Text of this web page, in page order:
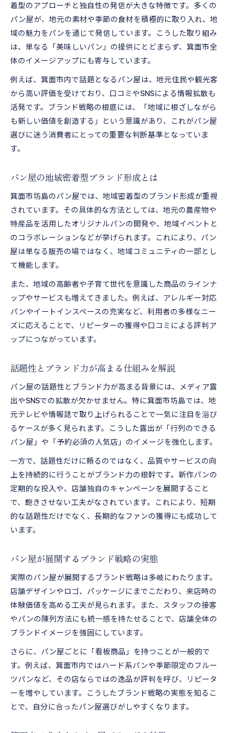
着型のアプローチと独自性の発信が大きな特徴です。多くの
パン屋が、地元の素材や季節の食材を積極的に取り入れ、地
域の魅力をパンを通じて発信しています。こうした取り組み
は、単なる「美味しいパン」の提供にとどまらず、箕面市全
体のイメージアップにも寄与しています。
例えば、箕面市内で話題となるパン屋は、地元住民や観光客
から高い評価を受けており、口コミやSNSによる情報拡散も
活発です。ブランド戦略の根底には、「地域に根ざしながら
も新しい価値を創造する」という意識があり、これがパン屋
選びに迷う消費者にとっての重要な判断基準となっていま
す。
パン屋の地域密着型ブランド形成とは
箕面市坊島のパン屋では、地域密着型のブランド形成が重視
されています。その具体的な方法としては、地元の農産物や
特産品を活用したオリジナルパンの開発や、地域イベントと
のコラボレーションなどが挙げられます。これにより、パン
屋は単なる販売の場ではなく、地域コミュニティの一部とし
て機能します。
また、地域の高齢者や子育て世代を意識した商品のラインナ
ップやサービスも増えてきました。例えば、アレルギー対応
パンやイートインスペースの充実など、利用者の多様なニー
ズに応えることで、リピーターの獲得や口コミによる評判ア
ップにつながっています。
話題性とブランド力が高まる仕組みを解説
パン屋の話題性とブランド力が高まる背景には、メディア露
出やSNSでの拡散が欠かせません。特に箕面市坊島では、地
元テレビや情報誌で取り上げられることで一気に注目を浴び
るケースが多く見られます。こうした露出が「行列のできる
パン屋」や「予約必須の人気店」のイメージを強化します。
一方で、話題性だけに頼るのではなく、品質やサービスの向
上を持続的に行うことがブランド力の根幹です。新作パンの
定期的な投入や、店舗独自のキャンペーンを展開すること
で、飽きさせない工夫がなされています。これにより、短期
的な話題性だけでなく、長期的なファンの獲得にも成功して
います。
パン屋が展開するブランド戦略の実態
実際のパン屋が展開するブランド戦略は多岐にわたります。
店舗デザインやロゴ、パッケージにまでこだわり、来店時の
体験価値を高める工夫が見られます。また、スタッフの接客
やパンの陳列方法にも統一感を持たせることで、店舗全体の
ブランドイメージを強固にしています。
さらに、パン屋ごとに「看板商品」を持つことが一般的で
す。例えば、箕面市内ではハード系パンや季節限定のフルー
ツパンなど、その店ならではの逸品が評判を呼び、リピータ
ーを増やしています。こうしたブランド戦略の実態を知るこ
とで、自分に合ったパン屋選びがしやすくなります。